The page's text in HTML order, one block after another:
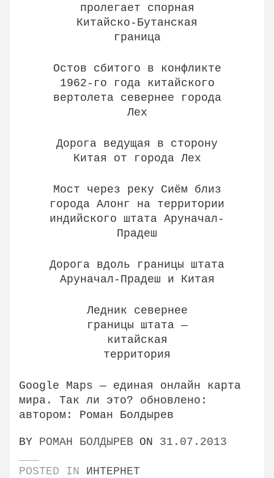
пролегает спорная
Китайско-Бутанская
граница
Остов сбитого в конфликте
1962-го года китайского
вертолета севернее города
Лех
Дорога ведущая в сторону
Китая от города Лех
Мост через реку Сиём близ
города Алонг на территории
индийского штата Аруначал-
Прадеш
Дорога вдоль границы штата
Аруначал-Прадеш и Китая
Ледник севернее
границы штата —
китайская
территория
Google Maps — единая онлайн карта
мира. Так ли это? обновлено:
автором: Роман Болдырев
BY РОМАН БОЛДЫРЕВ ON 31.07.2013
POSTED IN ИНТЕРНЕТ